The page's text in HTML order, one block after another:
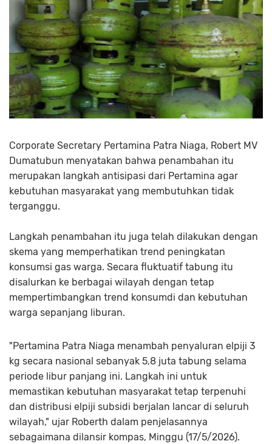
Corporate Secretary Pertamina Patra Niaga, Robert MV
Dumatubun menyatakan bahwa penambahan itu
merupakan langkah antisipasi dari Pertamina agar
kebutuhan masyarakat yang membutuhkan tidak
terganggu.
Langkah penambahan itu juga telah dilakukan dengan
skema yang memperhatikan trend peningkatan
konsumsi gas warga. Secara fluktuatif tabung itu
disalurkan ke berbagai wilayah dengan tetap
mempertimbangkan trend konsumdi dan kebutuhan
warga sepanjang liburan.
"Pertamina Patra Niaga menambah penyaluran elpiji 3
kg secara nasional sebanyak 5,8 juta tabung selama
periode libur panjang ini. Langkah ini untuk
memastikan kebutuhan masyarakat tetap terpenuhi
dan distribusi elpiji subsidi berjalan lancar di seluruh
wilayah," ujar Roberth dalam penjelasannya
sebagaimana dilansir kompas, Minggu (17/5/2026).